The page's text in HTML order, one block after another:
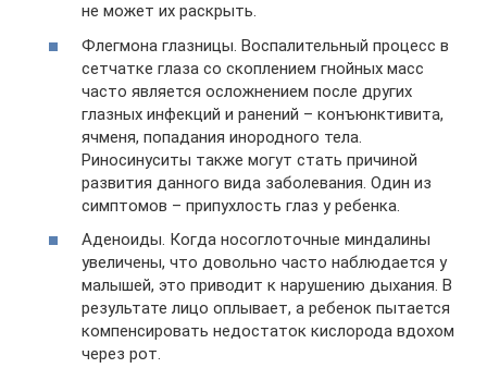
не может их раскрыть.
Флегмона глазницы. Воспалительный процесс в
сетчатке глаза со скоплением гнойных масс
часто является осложнением после других
глазных инфекций и ранений – конъюнктивита,
ячменя, попадания инородного тела.
Риносинуситы также могут стать причиной
развития данного вида заболевания. Один из
симптомов – припухлость глаз у ребенка.
Аденоиды. Когда носоглоточные миндалины
увеличены, что довольно часто наблюдается у
малышей, это приводит к нарушению дыхания. В
результате лицо оплывает, а ребенок пытается
компенсировать недостаток кислорода вдохом
через рот.